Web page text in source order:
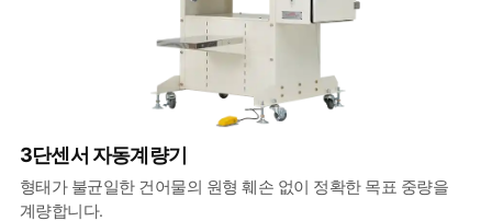
3단센서 자동계량기
형태가 불균일한 건어물의 원형 훼손 없이 정확한 목표 중량을
계량합니다.